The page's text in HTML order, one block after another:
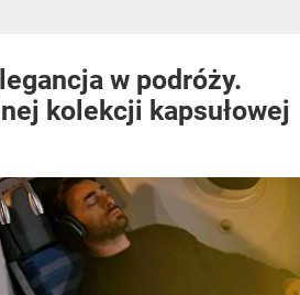
w podróży.
kolekcji kapsułowej